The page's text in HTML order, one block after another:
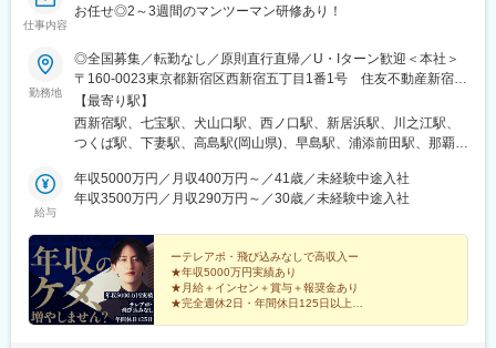
★常に相談できる環境
は気軽に近くの先輩がサポートしてくれる風土です。オンライン
で本部とも繋がっているため、先輩が接客中の場合はそちらへ相
談できます。（将来のキャリア等も気軽に相談できる風通しの良
さ）
■働き方
・催事場への全国出張が発生するポジションです。週休3日の勤務
体制を活かし、旅行気分で出張を楽しむ社員も多いです。
・年間休日は165日。月間で3日・3日・3日・4日・4日という出店
・原則「閉店＝退勤」と残業が発生しづらい環境です。
・催事場からの直行直帰も可能です。
■キャリアパス：
メンバーからスタートし、早期でリーダー⇒マネジャー⇒GM⇒本
仕事内容
お任せ◎2～3週間のマンツーマン研修あり！
勤務地
◎全国募集／転勤なし／原則直行直帰／U・Iターン歓迎＜本社＞
〒160-0023東京都新宿区西新宿五丁目1番1号 住友不動産新宿フ
ァーストタワー3階※転居を伴う転勤はありません。■その他勤務
地・都内23区、関東のプロジェクト先やご希望の全国
【最寄り駅】
西新宿駅、七宝駅、犬山口駅、西ノ口駅、新居浜駅、川之江駅、
つくば駅、下妻駅、高島駅(岡山県)、早島駅、浦添前田駅、那覇空
くりこま高原駅、長町一丁目駅、宇治駅(奈良線)、久津川駅、山城
青谷駅、天ケ瀬駅、有佐駅、吉井駅(群馬県)、前橋大島駅、広駅、
西町駅、具同駅、浜崎駅、朝霞台駅、東岩槻駅、大野原駅、亀山
駅(三重県)、三瀬谷駅、南鳥海駅、鶴岡駅、赤湯駅、奈古駅、日野
駅(滋賀県)、堅田駅、近江長岡駅、十文字駅、扇田駅、三ツ境駅、
鴨宮駅、三沢駅(青森県)、板柳駅、磐田駅、美川駅、野々市駅(Ｉ
Ｒいしかわ鉄道線)、九重駅、滑河駅、大網駅、北信太駅、寝屋川
給与
年収5000万円／月収400万円～／41歳／未経験中途入社
年収3500万円／月収290万円～／30歳／未経験中途入社
ーテレアポ・飛び込みなしで高収入ー
★年収5000万円実績あり
★月給＋インセン＋賞与＋報奨金あり
★完全週休2日・年間休日125日以上